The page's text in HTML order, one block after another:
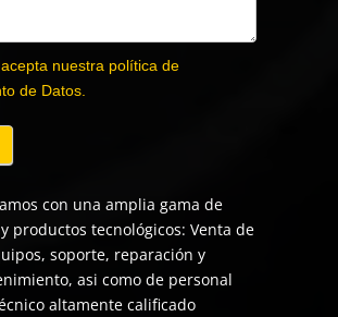
nuestra política de
de Datos.
con una amplia gama de
productos tecnológicos: Venta de
soporte, reparación y
asi como de personal
altamente calificado